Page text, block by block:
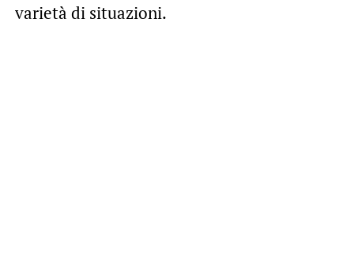
varietà di situazioni.